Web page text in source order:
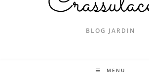
BLOG JARDIN
MENU